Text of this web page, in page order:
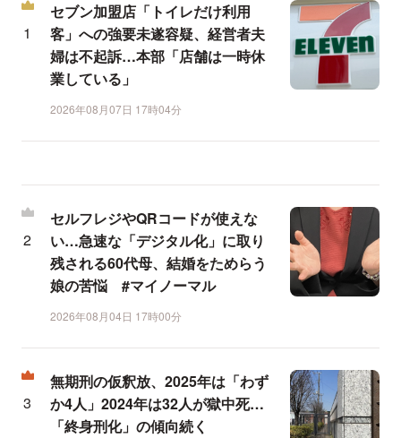
セブン加盟店「トイレだけ利用
客」への強要未遂容疑、経営者夫
婦は不起訴…本部「店舗は一時休
業している」
2026年08月07日 17時04分
セルフレジやQRコードが使えな
い…急速な「デジタル化」に取り
残される60代母、結婚をためらう
娘の苦悩 #マイノーマル
2026年08月04日 17時00分
無期刑の仮釈放、2025年は「わず
か4人」2024年は32人が獄中死…
「終身刑化」の傾向続く